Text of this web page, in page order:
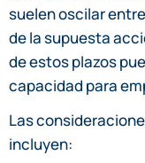
suelen oscilar entre
de la supuesta
de estos plazos
capacidad para
Las
incluyen: